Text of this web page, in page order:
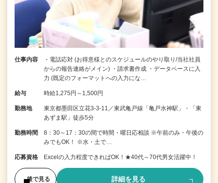
仕事内容
・電話応対 (お得意様とのスケジュールのやり取り/当社社員
からの報告連絡がメイン) ・請求書作成 ・データベースに入
力 (既定のフォーマットへの入力にな…
給与 時給1,275円～1,500円
勤務地
東京都墨田区立花3-3-11／東武亀戸線「亀戸水神駅」・「東
あずま駅」徒歩5分
勤務時間
8：30～17：30の間で時間・曜日応相談 ※午前のみ・午後の
みでもOK！ ※水・土で…
応募資格 Excelの入力程度できればOK！★40代～70代男女活躍中！
後で見る 詳細を見る